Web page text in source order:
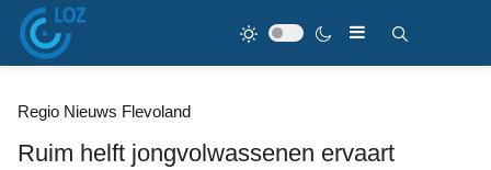
Regio Nieuws Flevoland
Ruim helft jongvolwassenen ervaart